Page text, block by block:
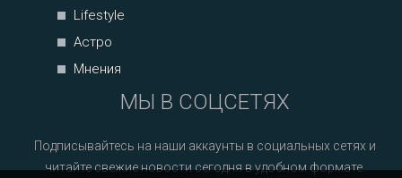
Lifestyle
Астро
Мнения
МЫ В СОЦСЕТЯХ
Подписывайтесь на наши аккаунты в социальных сетях и
читайте свежие новости сегодня в удобном формате.